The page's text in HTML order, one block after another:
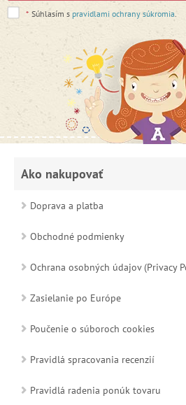
* Súhlasím s pravidlami ochrany súkromia
Ako nakupovať
Doprava a platba
Obchodné podmienky
Ochrana osobných údajov (Privacy
Zasielanie po Európe
Poučenie o súboroch cookies
Pravidlá spracovania recenzií
Pravidlá radenia ponúk tovaru